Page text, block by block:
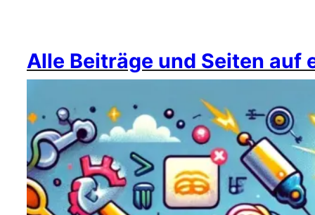
Alle Beiträge und Seiten auf